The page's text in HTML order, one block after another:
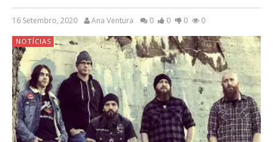
16 Setembro, 2020 Ana Ventura 0 0 0 0
NOTÍCIAS